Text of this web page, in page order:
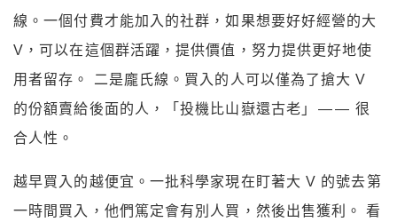
線。一個付費才能加入的社群，如果想要好好經營的大
V，可以在這個群活躍，提供價值，努力提供更好地使
用者留存。 二是龐氏線。買入的人可以僅為了搶大 V
的份額賣給後面的人，「投機比山嶽還古老」 — — 很
合人性。
越早買入的越便宜。一批科學家現在盯著大 V 的號去第
一時間買入，他們篤定會有別人買，然後出售獲利。 看